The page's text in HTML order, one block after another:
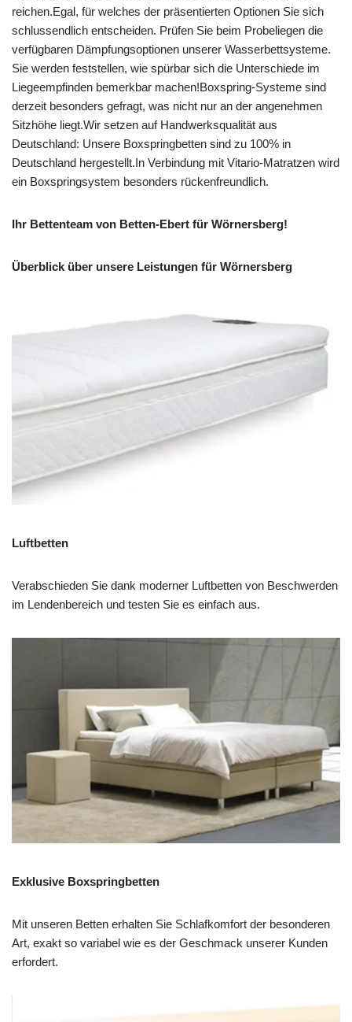
reichen.Egal, für welches der präsentierten Optionen Sie sich
schlussendlich entscheiden. Prüfen Sie beim Probeliegen die
verfügbaren Dämpfungsoptionen unserer Wasserbettsysteme.
Sie werden feststellen, wie spürbar sich die Unterschiede im
Liegeempfinden bemerkbar machen!Boxspring-Systeme sind
derzeit besonders gefragt, was nicht nur an der angenehmen
Sitzhöhe liegt.Wir setzen auf Handwerksqualität aus
Deutschland: Unsere Boxspringbetten sind zu 100% in
Deutschland hergestellt.In Verbindung mit Vitario-Matratzen wird
ein Boxspringsystem besonders rückenfreundlich.
Ihr Bettenteam von Betten-Ebert für Wörnersberg!
Überblick über unsere Leistungen für Wörnersberg
Luftbetten
Verabschieden Sie dank moderner Luftbetten von Beschwerden
im Lendenbereich und testen Sie es einfach aus.
Exklusive Boxspringbetten
Mit unseren Betten erhalten Sie Schlafkomfort der besonderen
Art, exakt so variabel wie es der Geschmack unserer Kunden
erfordert.